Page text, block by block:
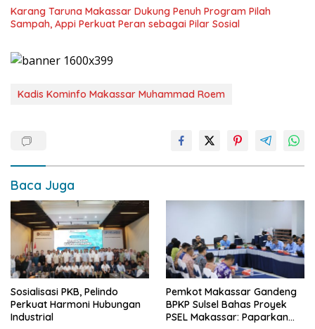
Karang Taruna Makassar Dukung Penuh Program Pilah
Sampah, Appi Perkuat Peran sebagai Pilar Sosial
Kadis Kominfo Makassar Muhammad Roem
Baca Juga
Sosialisasi PKB, Pelindo
Perkuat Harmoni Hubungan
Industrial
Pemkot Makassar Gandeng
BPKP Sulsel Bahas Proyek
PSEL Makassar: Paparkan